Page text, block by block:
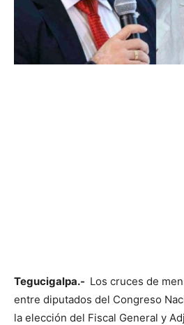
Tegucigalpa.- Los cruces de
entre diputados del Congreso
la elección del Fiscal General y